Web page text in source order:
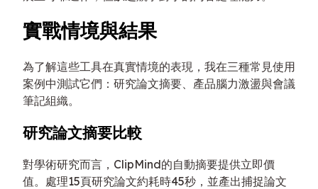
實戰情境與結果
為了解這些工具在真實情境的表現，我在三種常見使用
案例中測試它們：研究論文摘要、產品腦力激盪與會議
筆記組織。
研究論文摘要比較
對學術研究而言，ClipMind的自動摘要提供立即價
值。處理15頁研究論文約耗時45秒，並產出捕捉論文